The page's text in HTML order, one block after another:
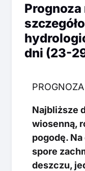
dni (23-
Najbliższe
wiosenną,
pogodę. Na
spore
deszczu,